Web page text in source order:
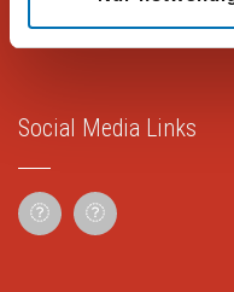
Datenschutz
Social Media Links